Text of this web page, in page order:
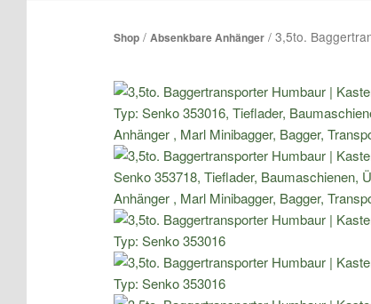
Shop/ Absenkbare Anhänger/ 3,5to.